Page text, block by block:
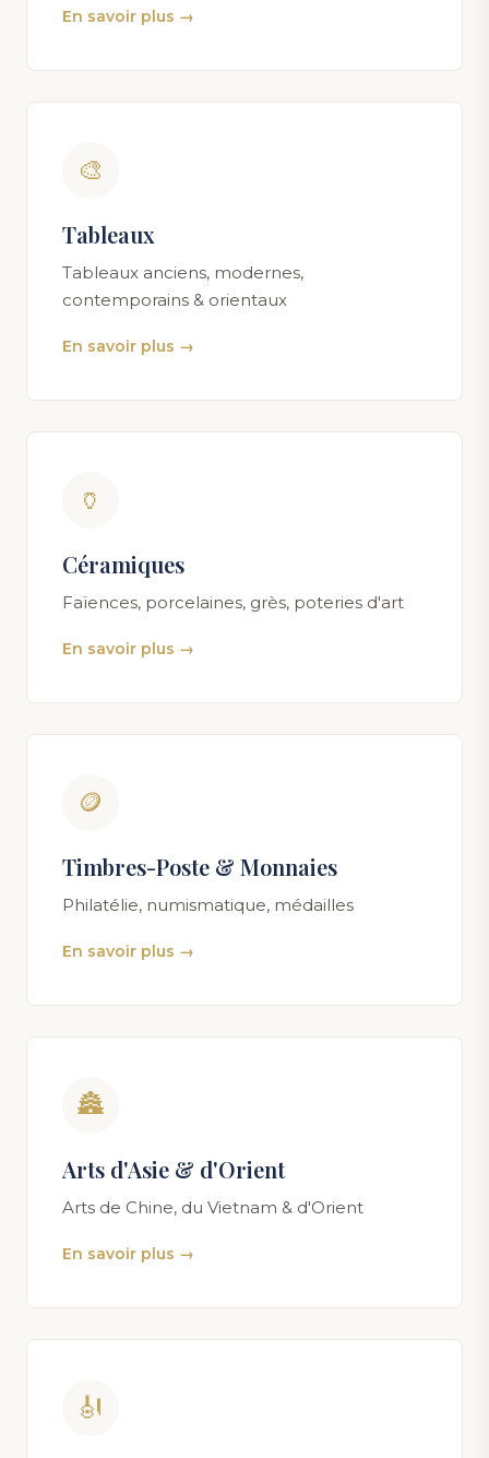
En savoir plus →
🎨
Tableaux
Tableaux anciens, modernes,
contemporains & orientaux
En savoir plus →
🏺
Céramiques
Faïences, porcelaines, grès, poteries d'art
En savoir plus →
🪙
Timbres-Poste & Monnaies
Philatélie, numismatique, médailles
En savoir plus →
🏯
Arts d'Asie & d'Orient
Arts de Chine, du Vietnam & d'Orient
En savoir plus →
🎻